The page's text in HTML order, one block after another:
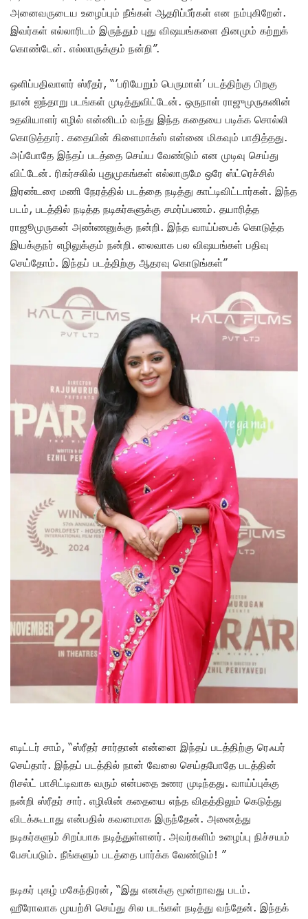
அனைவருடைய உழைப்பும் நீங்கள் ஆதரிப்பீர்கள் என நம்புகிறேன்.
இவர்கள் எல்லாரிடம் இருந்தும் புது விஷயங்களை தினமும் கற்றுக்
கொண்டேன். எல்லாருக்கும் நன்றி”.
ஒளிப்பதிவாளர் ஸ்ரீதர், “’பரியேறும் பெருமாள்’ படத்திற்கு பிறகு
நான் ஐந்தாறு படங்கள் முடித்துவிட்டேன். ஒருநாள் ராஜுமுருகனின்
உதவியாளர் எழில் என்னிடம் வந்து இந்த கதையை படிக்க சொல்லி
கொடுத்தார். கதையின் கிளைமாக்ஸ் என்னை மிகவும் பாதித்தது.
அப்போதே இந்தப் படத்தை செய்ய வேண்டும் என முடிவு செய்து
விட்டேன். ரிகர்சலில் புதுமுகங்கள் எல்லாருமே ஒரே ஸ்ட்ரெச்சில்
இரண்டரை மணி நேரத்தில் படத்தை நடித்து காட்டிவிட்டார்கள். இந்த
படம், படத்தில் நடித்த நடிகர்களுக்கு சமர்ப்பணம். தயாரித்த
ராஜூமுருகன் அண்ணனுக்கு நன்றி. இந்த வாய்ப்பைக் கொடுத்த
இயக்குநர் எழிலுக்கும் நன்றி. லைவாக பல விஷயங்கள் பதிவு
செய்தோம். இந்தப் படத்திற்கு ஆதரவு கொடுங்கள்”
எடிட்டர் சாம், “ஸ்ரீதர் சார்தான் என்னை இந்தப் படத்திற்கு ரெஃபர்
செய்தார். இந்தப் படத்தில் நான் வேலை செய்தபோதே படத்தின்
ரிசல்ட் பாசிட்டிவாக வரும் என்பதை உணர முடிந்தது. வாய்ப்புக்கு
நன்றி ஸ்ரீதர் சார். எழிலின் கதையை எந்த விதத்திலும் கெடுத்து
விடக்கூடாது என்பதில் கவனமாக இருந்தேன். அனைத்து
நடிகர்களும் சிறப்பாக நடித்துள்ளனர். அவர்களிம் உழைப்பு நிச்சயம்
பேசப்படும். நீங்களும் படத்தை பார்க்க வேண்டும்! ”
நடிகர் புகழ் மகேந்திரன், “இது எனக்கு மூன்றாவது படம்.
ஹீரோவாக முயற்சி செய்து சில படங்கள் நடித்து வந்தேன். இந்தக்